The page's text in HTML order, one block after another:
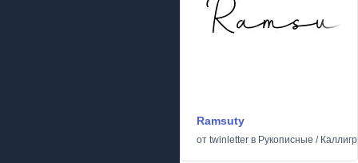
Ramsuty
от twinletter в Рукописные /